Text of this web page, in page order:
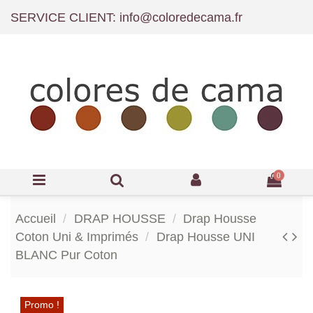
SERVICE CLIENT: info@coloredecama.fr
0
Accueil DRAP HOUSSE
Drap Housse
Coton Uni & Imprimés
Drap Housse UNI
BLANC Pur Coton
Promo !